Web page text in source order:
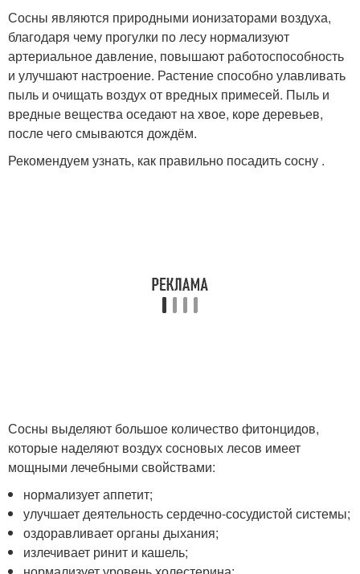
Сосны являются природными ионизаторами воздуха,
благодаря чему прогулки по лесу нормализуют
артериальное давление, повышают работоспособность
и улучшают настроение. Растение способно улавливать
пыль и очищать воздух от вредных примесей. Пыль и
вредные вещества оседают на хвое, коре деревьев,
после чего смываются дождём.
Рекомендуем узнать, как правильно посадить сосну .
Сосны выделяют большое количество фитонцидов,
которые наделяют воздух сосновых лесов имеет
мощными лечебными свойствами:
нормализует аппетит;
улучшает деятельность сердечно-сосудистой системы;
оздоравливает органы дыхания;
излечивает ринит и кашель;